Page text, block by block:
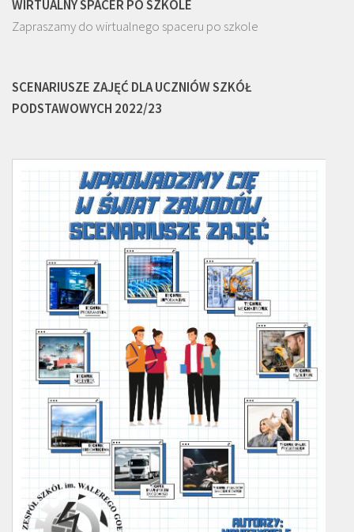
WIRTUALNY SPACER PO SZKOLE
Zapraszamy do wirtualnego spaceru po szkole
SCENARIUSZE ZAJĘĆ DLA UCZNIÓW SZKÓŁ
PODSTAWOWYCH 2022/23